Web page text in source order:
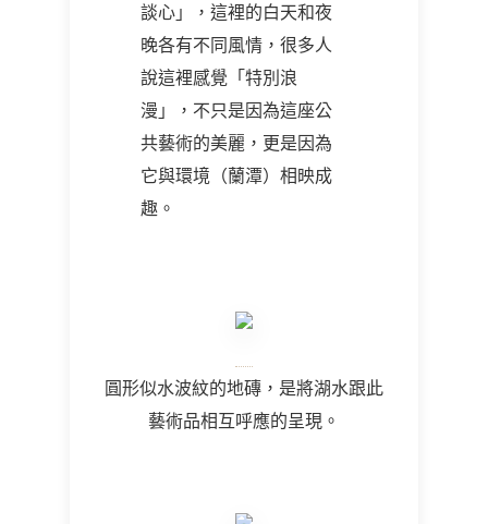
談心」，這裡的白天和夜
晚各有不同風情，很多人
說這裡感覺「特別浪
漫」，不只是因為這座公
共藝術的美麗，更是因為
它與環境（蘭潭）相映成
趣。
圓形似水波紋的地磚，是將湖水跟此
藝術品相互呼應的呈現。